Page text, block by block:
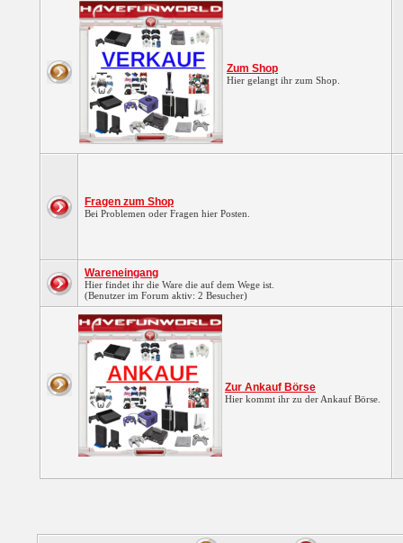
Zum Shop
Hier gelangt ihr zum Shop.
Fragen zum Shop
Bei Problemen oder Fragen hier Posten.
Wareneingang
Hier findet ihr die Ware die auf dem Wege ist.
(Benutzer im Forum aktiv: 2 Besucher)
Zur Ankauf Börse
Hier kommt ihr zu der Ankauf Börse.